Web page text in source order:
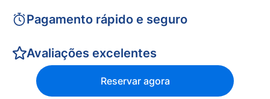
Pagamento rápido e seguro
Avaliações excelentes
Reservar agora